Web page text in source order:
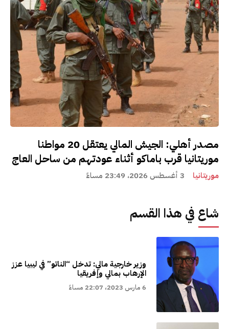
مصدر أهلي: الجيش المالي يعتقل 20 مواطنا
موريتانيا قرب باماكو أثناء عودتهم من ساحل العاج
موريتانيا 3 أغسطس 2026، 23:49 مساءً
شاع في هذا القسم
وزير خارجية مالي: تدخل “الناتو” في ليبيا عزز
الإرهاب بمالي وإفريقيا
6 مارس 2023، 22:07 مساءً